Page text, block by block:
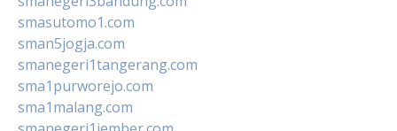
smasutomo1.com
sman5jogja.com
smanegeri1tangerang.com
sma1purworejo.com
sma1malang.com